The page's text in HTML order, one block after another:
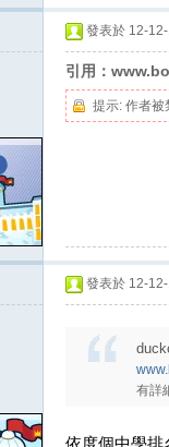
發表於 12-
引用：
提示: 作者被
發表於 12-
有詳
依度個中學排